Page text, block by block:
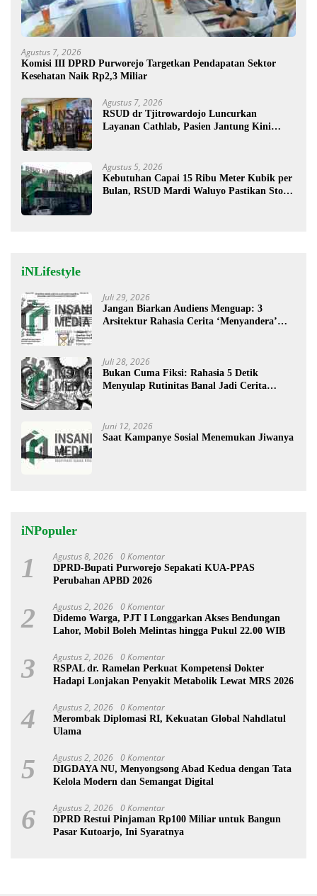
Agustus 7, 2026
Komisi III DPRD Purworejo Targetkan Pendapatan Sektor
Kesehatan Naik Rp2,3 Miliar
Agustus 7, 2026
RSUD dr Tjitrowardojo Luncurkan
Layanan Cathlab, Pasien Jantung Kini
Agustus 5, 2026
Kebutuhan Capai 15 Ribu Meter Kubik per
Bulan, RSUD Mardi Waluyo Pastikan Stok
iNLifestyle
Juli 29, 2026
Jangan Biarkan Audiens Menguap: 3
Arsitektur Rahasia Cerita ‘Menyandera’
Juli 28, 2026
Bukan Cuma Fiksi: Rahasia 5 Detik
Menyulap Rutinitas Banal Jadi Cerita
Juni 12, 2026
Saat Kampanye Sosial Menemukan Jiwanya
iNPopuler
1 Agustus 8, 2026 0 Komentar
DPRD-Bupati Purworejo Sepakati KUA-PPAS
Perubahan APBD 2026
2 Agustus 2, 2026 0 Komentar
Didemo Warga, PJT I Longgarkan Akses Bendungan
Lahor, Mobil Boleh Melintas hingga Pukul 22.00 WIB
3 Agustus 2, 2026 0 Komentar
RSPAL dr. Ramelan Perkuat Kompetensi Dokter
Hadapi Lonjakan Penyakit Metabolik Lewat MRS 2026
4 Agustus 2, 2026 0 Komentar
Merombak Diplomasi RI, Kekuatan Global Nahdlatul
Ulama
5 Agustus 2, 2026 0 Komentar
DIGDAYA NU, Menyongsong Abad Kedua dengan Tata
Kelola Modern dan Semangat Digital
6 Agustus 2, 2026 0 Komentar
DPRD Restui Pinjaman Rp100 Miliar untuk Bangun
Pasar Kutoarjo, Ini Syaratnya